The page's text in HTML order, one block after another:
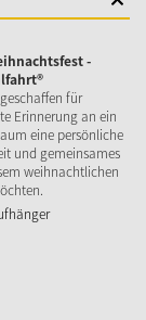
-
für
Erinnerung an ein
eine persönliche
und gemeinsames
weihnachtlichen